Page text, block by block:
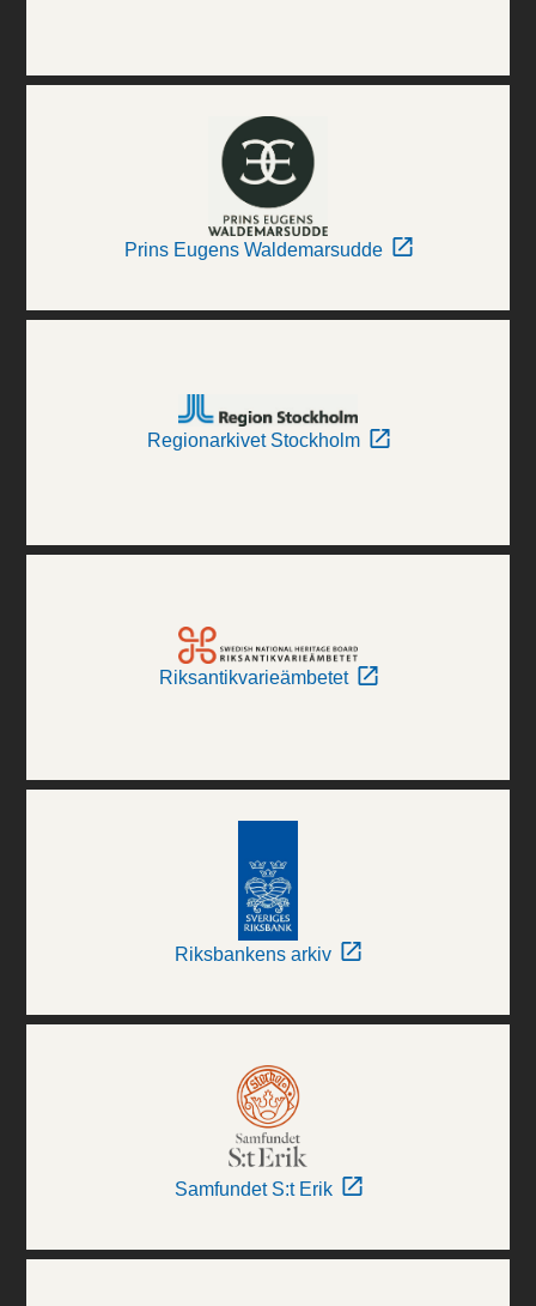
Prins Eugens Waldemarsudde
Regionarkivet Stockholm
Riksantikvarieämbetet
Riksbankens arkiv
Samfundet S:t Erik